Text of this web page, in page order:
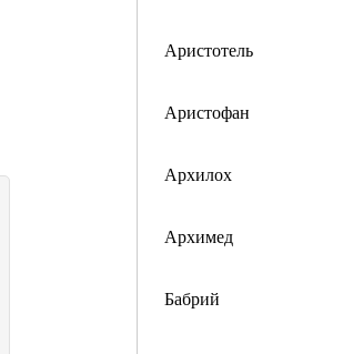
Аристотель
Аристофан
Архилох
Архимед
Бабрий